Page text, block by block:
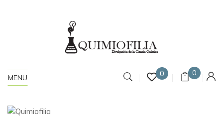
MENU 0 0